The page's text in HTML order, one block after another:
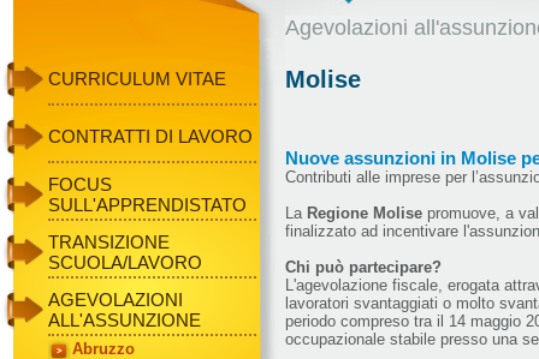
CURRICULUM VITAE
CONTRATTI DI LAVORO
FOCUS
SULL'APPRENDISTATO
TRANSIZIONE
SCUOLA/LAVORO
AGEVOLAZIONI
ALL'ASSUNZIONE
Abruzzo
Agevolazioni
Molise
Nuove assunzioni in Molise
Contributi alle imprese per
LaRegione Molise promuove, a
finalizzato ad incentivare
Chi può partecipare?
L'agevolazione fiscale, erogata
lavoratori svantaggiati o molto
periodo compreso tra il 14 maggio
occupazionale stabile presso una